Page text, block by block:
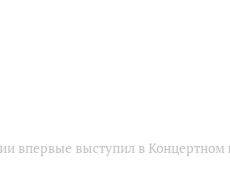
впервые выступил в Концертном